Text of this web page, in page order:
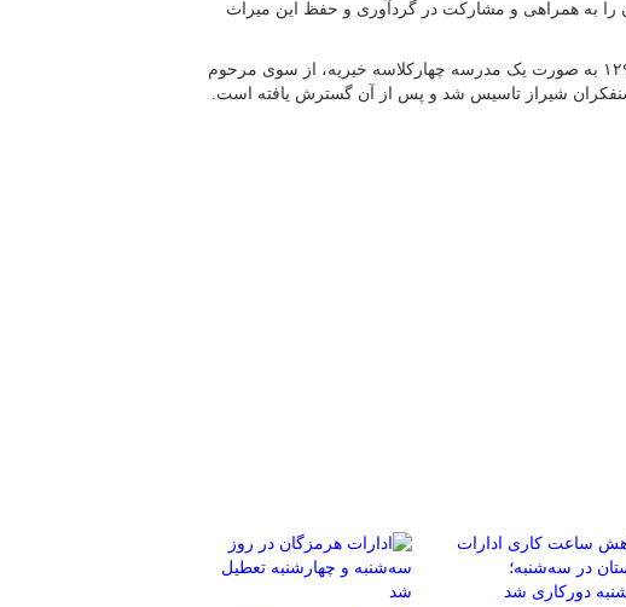
را به همراهی و مشارکت در گردآوری و حفظ این میراث
دبیرستان ملی نمازی شیراز در ابتدا سال ۱۲۹۲ به صورت یک مدرسه چهارکلاسه خیریه، از سوی مرحوم
شیراز تاسیس شد و پس از آن گسترش یافته است.